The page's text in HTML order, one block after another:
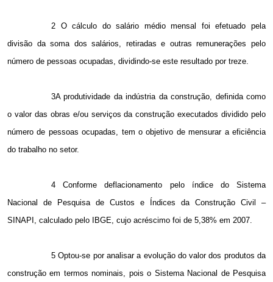
2 O cálculo do salário médio mensal foi efetuado pela
divisão da soma dos salários, retiradas e outras remunerações pelo
número de pessoas ocupadas, dividindo-se este resultado por treze.
3A produtividade da indústria da construção, definida como
o valor das obras e/ou serviços da construção executados dividido pelo
número de pessoas ocupadas, tem o objetivo de mensurar a eficiência
do trabalho no setor.
4 Conforme deflacionamento pelo índice do Sistema
Nacional de Pesquisa de Custos e Índices da Construção Civil –
SINAPI, calculado pelo IBGE, cujo acréscimo foi de 5,38% em 2007.
5 Optou-se por analisar a evolução do valor dos produtos da
construção em termos nominais, pois o Sistema Nacional de Pesquisa